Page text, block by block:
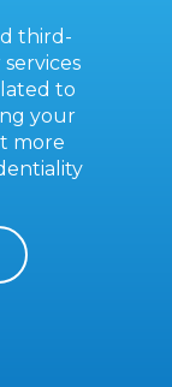
third-
to
your
more